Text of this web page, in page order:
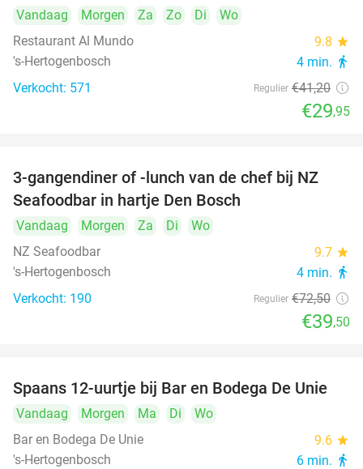
Vandaag Morgen Za Zo Di
Wo
Restaurant Al Mundo
9.8 star
's-Hertogenbosch 4 min. directions_walk
Verkocht: 571 Regulier €41,20
€29,95
46%
3-gangendiner of -lunch van de chef bij NZ
Seafoodbar in hartje Den Bosch
Vandaag Morgen Za Di
Wo
NZ Seafoodbar
9.7 star
's-Hertogenbosch 4 min. directions_walk
Verkocht: 190 Regulier €72,50
€39,50
42%
Spaans 12-uurtje bij Bar en Bodega De Unie
Vandaag Morgen Ma Di
Wo
Bar en Bodega De Unie
9.6 star
's-Hertogenbosch 6 min. directions_walk